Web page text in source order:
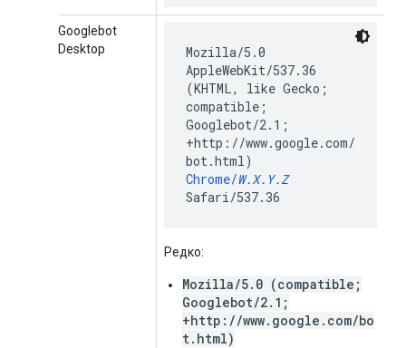
Googlebot
Desktop
Mozilla/5.0
AppleWebKit/537.36
(KHTML, like Gecko;
compatible;
Googlebot/2.1;
+http://www.google.com/
bot.html)
Chrome/W.X.Y.Z
Safari/537.36
Редко:
Mozilla/5.0 (compatible;
Googlebot/2.1;
+http://www.google.com/bo
t.html)